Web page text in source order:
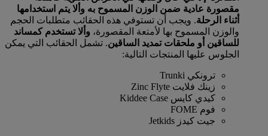
مقصورة عادية ضمن الوزن المسموح به وألا يتم استخدامها
أثناء الرحلة. ويجب أن تستوفي هذه الحقائب متطلبات الحجم
والوزن المسموح بها لأمتعة المقصورة، وألا تستخدم كمساند
للساقين أو ملحقات تمديد الساقين. تشمل الحقائب التي يمكن
الجلوس عليها المنتجات التالية:
ترونكي Trunki
زينك فلايت Zinc Flyte
كيدي كايس Kiddee Case
فوم FOME
جيت كيدز Jetkids